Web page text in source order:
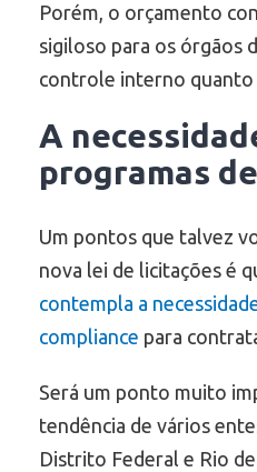
Porém, o orçamento
sigiloso para os órgãos
controle interno
A
programas
Um pontos que talvez
nova lei de licitações é
contempla a
compliance para
Será um ponto muito
tendência de vários
Distrito Federal e Rio